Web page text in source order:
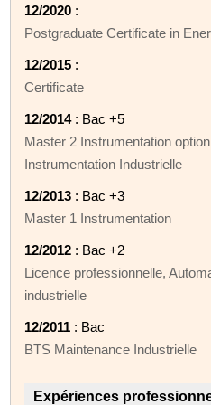
12/2020 :
Postgraduate Certificate in
12/2015 :
Certificate
12/2014: Bac +5
Master 2 Instrumentation
Instrumentation Industrielle
12/2013 : Bac +3
Master 1 Instrumentation
12/2012 : Bac +2
Licence professionnelle,
industrielle
12/2011 : Bac
BTS Maintenance Industrielle
Expériences